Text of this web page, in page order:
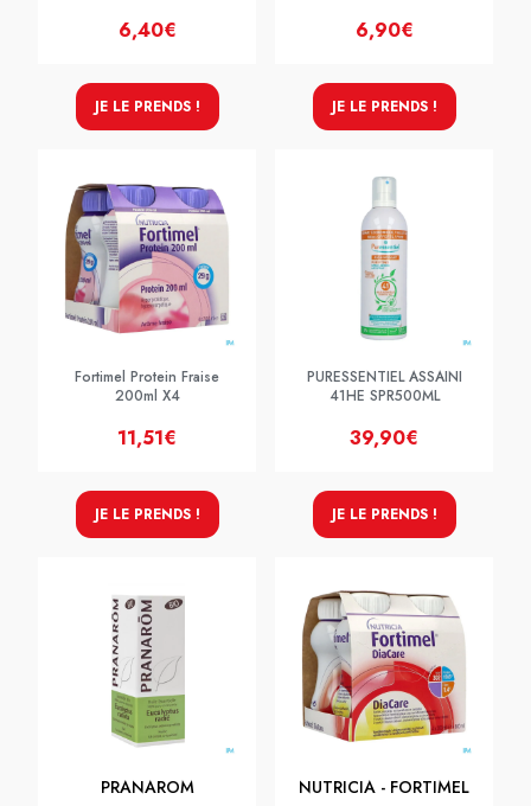
6,40€
JE LE PRENDS !
6,90€
JE LE PRENDS !
Fortimel Protein Fraise
200ml X4
11,51€
JE LE PRENDS !
PURESSENTIEL ASSAINI
41HE SPR500ML
39,90€
JE LE PRENDS !
PRANAROM NUTRICIA - FORTIMEL